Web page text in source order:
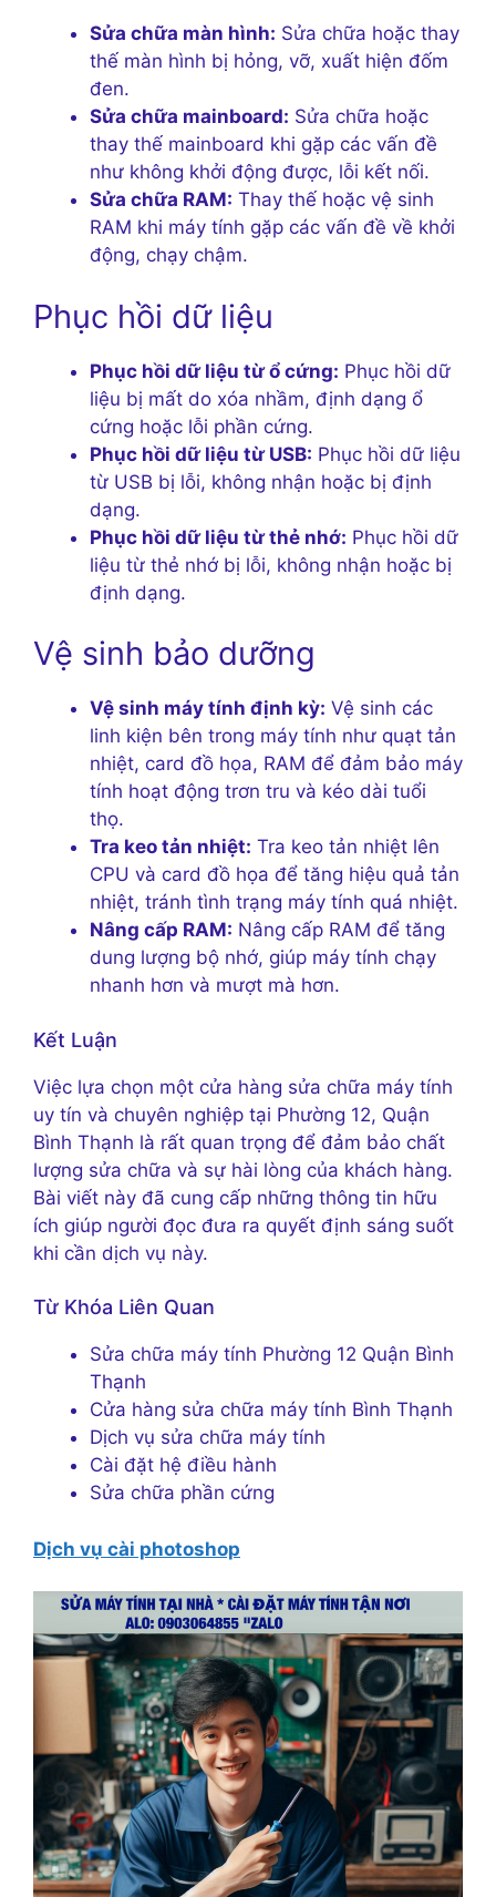
Sửa chữa màn hình: Sửa chữa hoặc thay
thế màn hình bị hỏng, vỡ, xuất hiện đốm
đen.
Sửa chữa mainboard: Sửa chữa hoặc
thay thế mainboard khi gặp các vấn đề
như không khởi động được, lỗi kết nối.
Sửa chữa RAM: Thay thế hoặc vệ sinh
RAM khi máy tính gặp các vấn đề về khởi
động, chạy chậm.
Phục hồi dữ liệu
Phục hồi dữ liệu từ ổ cứng: Phục hồi dữ
liệu bị mất do xóa nhầm, định dạng ổ
cứng hoặc lỗi phần cứng.
Phục hồi dữ liệu từ USB: Phục hồi dữ liệu
từ USB bị lỗi, không nhận hoặc bị định
dạng.
Phục hồi dữ liệu từ thẻ nhớ: Phục hồi dữ
liệu từ thẻ nhớ bị lỗi, không nhận hoặc bị
định dạng.
Vệ sinh bảo dưỡng
Vệ sinh máy tính định kỳ: Vệ sinh các
linh kiện bên trong máy tính như quạt tản
nhiệt, card đồ họa, RAM để đảm bảo máy
tính hoạt động trơn tru và kéo dài tuổi
thọ.
Tra keo tản nhiệt: Tra keo tản nhiệt lên
CPU và card đồ họa để tăng hiệu quả tản
nhiệt, tránh tình trạng máy tính quá nhiệt.
Nâng cấp RAM: Nâng cấp RAM để tăng
dung lượng bộ nhớ, giúp máy tính chạy
nhanh hơn và mượt mà hơn.
Kết Luận
Việc lựa chọn một cửa hàng sửa chữa máy tính
uy tín và chuyên nghiệp tại Phường 12, Quận
Bình Thạnh là rất quan trọng để đảm bảo chất
lượng sửa chữa và sự hài lòng của khách hàng.
Bài viết này đã cung cấp những thông tin hữu
ích giúp người đọc đưa ra quyết định sáng suốt
khi cần dịch vụ này.
Từ Khóa Liên Quan
Sửa chữa máy tính Phường 12 Quận Bình
Thạnh
Cửa hàng sửa chữa máy tính Bình Thạnh
Dịch vụ sửa chữa máy tính
Cài đặt hệ điều hành
Sửa chữa phần cứng
Dịch vụ cài photoshop